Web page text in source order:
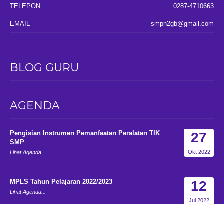
TELEPON 0287-4710663
EMAIL smpn2gb@gmail.com
BLOG GURU
AGENDA
27
Okt 2022
Pengisian Instrumen Pemanfaatan Peralatan TIK
SMP
Lihat Agenda...
12
Jul 2022
MPLS Tahun Pelajaran 2022/2023
Lihat Agenda...